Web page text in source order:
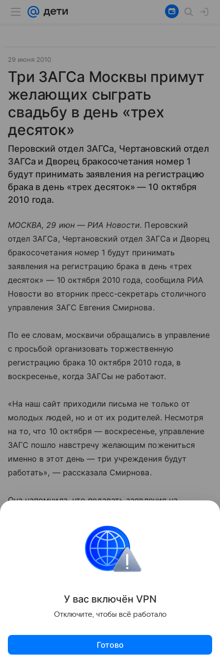
29 июня 2010
Три ЗАГСа Москвы примут
желающих сыграть
свадьбу в день «трех
десяток»
Перовский отдел ЗАГСа, Чертановский отдел
ЗАГСа и Дворец бракосочетания номер 1
будут принимать заявления на регистрацию
брака в день «трех десяток» — 10 октября
2010 года.
МОСКВА, 29 июн — РИА Новости. Перовский
отдел ЗАГСа, Чертановский отдел ЗАГСа и Дворец
бракосочетания номер 1 будут принимать
заявления на регистрацию брака в день «трех
десяток» — 10 октября 2010 года, сообщила РИА
Новости во вторник пресс-секретарь столичного
управления ЗАГС Евгения Смирнова.
По ее словам, москвичи обращались в управление
с просьбой организовать торжественную
регистрацию брака 10 октября 2010 года, в
воскресенье, когда ЗАГСы не работают.
«На наш сайт приходили письма не только от
молодых людей, но и от их родителей. Несмотря
на то, что 10 октября — воскресенье, управление
ЗАГС пошло навстречу желающим пожениться
именно в этот день — три учреждения будут
работать», — рассказала Смирнова.
Она напомнила, что подавать заявления на
даты планируемого торжества.
Московские ЗАГСы зарегистрировали в день
» — 09.09.2009 — более тысячи пар,
Поделиться
У вас включён VPN
Отключите, чтобы всё работало
Готово